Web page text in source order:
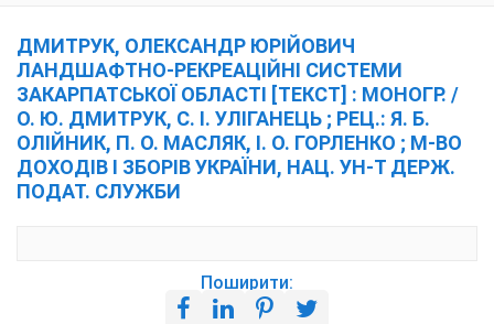
ДМИТРУК, ОЛЕКСАНДР ЮРІЙОВИЧ
ЛАНДШАФТНО-РЕКРЕАЦІЙНІ СИСТЕМИ
ЗАКАРПАТСЬКОЇ ОБЛАСТІ [ТЕКСТ] : МОНОГР. /
О. Ю. ДМИТРУК, С. І. УЛІГАНЕЦЬ ; РЕЦ.: Я. Б.
ОЛІЙНИК, П. О. МАСЛЯК, І. О. ГОРЛЕНКО ; М-ВО
ДОХОДІВ І ЗБОРІВ УКРАЇНИ, НАЦ. УН-Т ДЕРЖ.
ПОДАТ. СЛУЖБИ
Поширити: